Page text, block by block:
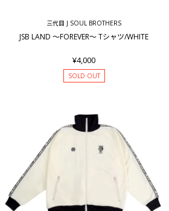
三代目 J SOUL BROTHERS
JSB LAND ～FOREVER～ Tシャツ/WHITE
¥4,000
SOLD OUT